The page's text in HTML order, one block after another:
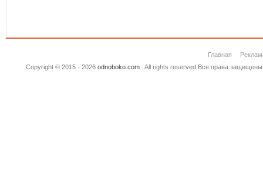
Главная
Copyright © 2015 - 2026 odnoboko.com. All rights reserved.Все права защищены.